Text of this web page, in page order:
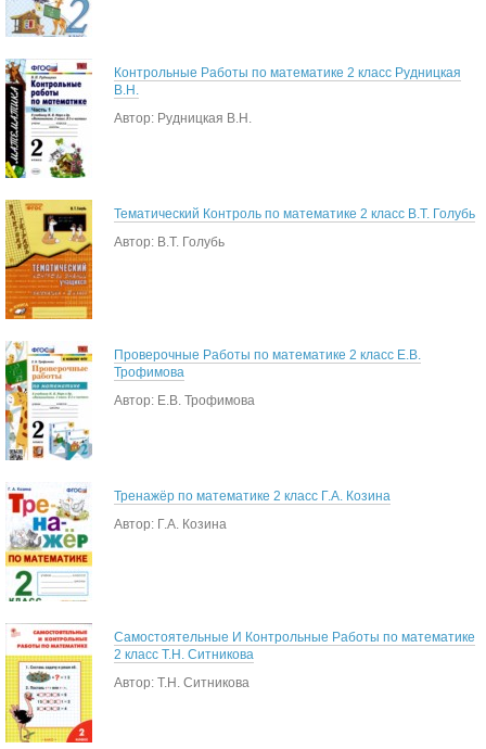
Контрольные Работы по математике 2 класс Рудницкая
В.Н.
Автор: Рудницкая В.Н.
Тематический Контроль по математике 2 класс В.Т. Голубь
Автор: В.Т. Голубь
Проверочные Работы по математике 2 класс Е.В.
Трофимова
Автор: Е.В. Трофимова
Тренажёр по математике 2 класс Г.А. Козина
Автор: Г.А. Козина
Самостоятельные И Контрольные Работы по математике
2 класс Т.Н. Ситникова
Автор: Т.Н. Ситникова